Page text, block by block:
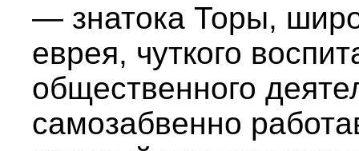
— знатока Торы,
еврея, чуткого
общественного
самозабвенно